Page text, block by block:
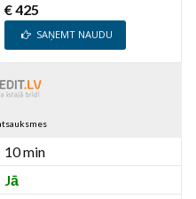
€ 425
SAŅEMT NAUDU
10 min
Jā